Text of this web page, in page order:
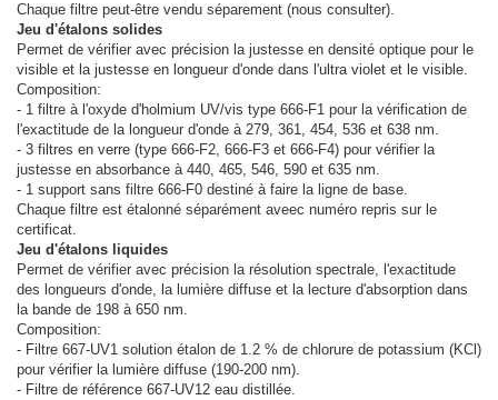
Chaque filtre peut-être vendu séparement (nous consulter).
Jeu d'étalons solides
Permet de vérifier avec précision la justesse en densité optique pour le
visible et la justesse en longueur d'onde dans l'ultra violet et le visible.
Composition:
- 1 filtre à l'oxyde d'holmium UV/vis type 666-F1 pour la vérification de
l'exactitude de la longueur d'onde à 279, 361, 454, 536 et 638 nm.
- 3 filtres en verre (type 666-F2, 666-F3 et 666-F4) pour vérifier la
justesse en absorbance à 440, 465, 546, 590 et 635 nm.
- 1 support sans filtre 666-F0 destiné à faire la ligne de base.
Chaque filtre est étalonné séparément aveec numéro repris sur le
certificat.
Jeu d'étalons liquides
Permet de vérifier avec précision la résolution spectrale, l'exactitude
des longueurs d'onde, la lumière diffuse et la lecture d'absorption dans
la bande de 198 à 650 nm.
Composition:
- Filtre 667-UV1 solution étalon de 1.2 % de chlorure de potassium (KCl)
pour vérifier la lumière diffuse (190-200 nm).
- Filtre de référence 667-UV12 eau distillée.